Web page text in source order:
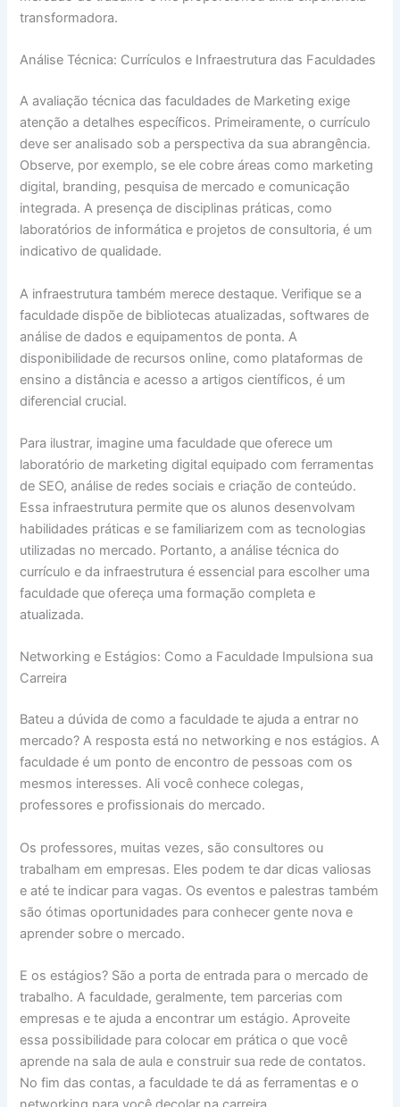
transformadora.
Análise Técnica: Currículos e Infraestrutura das Faculdades
A avaliação técnica das faculdades de Marketing exige
atenção a detalhes específicos. Primeiramente, o currículo
deve ser analisado sob a perspectiva da sua abrangência.
Observe, por exemplo, se ele cobre áreas como marketing
digital, branding, pesquisa de mercado e comunicação
integrada. A presença de disciplinas práticas, como
laboratórios de informática e projetos de consultoria, é um
indicativo de qualidade.
A infraestrutura também merece destaque. Verifique se a
faculdade dispõe de bibliotecas atualizadas, softwares de
análise de dados e equipamentos de ponta. A
disponibilidade de recursos online, como plataformas de
ensino a distância e acesso a artigos científicos, é um
diferencial crucial.
Para ilustrar, imagine uma faculdade que oferece um
laboratório de marketing digital equipado com ferramentas
de SEO, análise de redes sociais e criação de conteúdo.
Essa infraestrutura permite que os alunos desenvolvam
habilidades práticas e se familiarizem com as tecnologias
utilizadas no mercado. Portanto, a análise técnica do
currículo e da infraestrutura é essencial para escolher uma
faculdade que ofereça uma formação completa e
atualizada.
Networking e Estágios: Como a Faculdade Impulsiona sua
Carreira
Bateu a dúvida de como a faculdade te ajuda a entrar no
mercado? A resposta está no networking e nos estágios. A
faculdade é um ponto de encontro de pessoas com os
mesmos interesses. Ali você conhece colegas,
professores e profissionais do mercado.
Os professores, muitas vezes, são consultores ou
trabalham em empresas. Eles podem te dar dicas valiosas
e até te indicar para vagas. Os eventos e palestras também
são ótimas oportunidades para conhecer gente nova e
aprender sobre o mercado.
E os estágios? São a porta de entrada para o mercado de
trabalho. A faculdade, geralmente, tem parcerias com
empresas e te ajuda a encontrar um estágio. Aproveite
essa possibilidade para colocar em prática o que você
aprende na sala de aula e construir sua rede de contatos.
No fim das contas, a faculdade te dá as ferramentas e o